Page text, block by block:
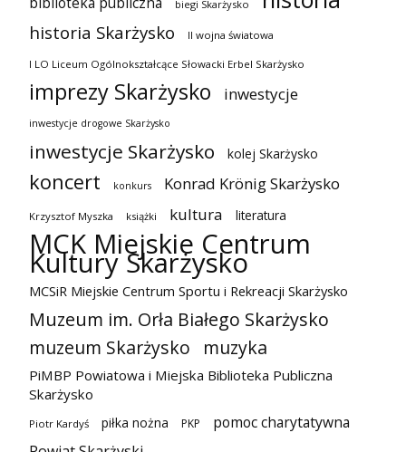
biegi Skarżysko
historia Skarżysko II wojna światowa
I LO Liceum Ogólnokształcące Słowacki Erbel Skarżysko
imprezy Skarżysko inwestycje
inwestycje drogowe Skarżysko
inwestycje Skarżysko kolej Skarżysko
koncert konkurs Konrad Krönig Skarżysko
Krzysztof Myszka książki kultura literatura
MCK Miejskie Centrum
Kultury Skarżysko
MCSiR Miejskie Centrum Sportu i Rekreacji Skarżysko
Muzeum im. Orła Białego Skarżysko
muzeum Skarżysko
muzyka
PiMBP Powiatowa i Miejska Biblioteka Publiczna
Skarżysko
Piotr Kardyś piłka nożna PKP
pomoc charytatywna